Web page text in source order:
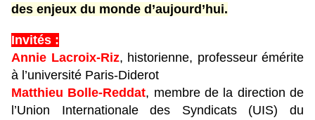
des enjeux du monde d’aujourd’hui.
Invités :
Annie Lacroix-Riz, historienne, professeur émérite
à l’université Paris-Diderot
Matthieu Bolle-Reddat, membre de la direction de
l’Union Internationale des Syndicats (UIS) du